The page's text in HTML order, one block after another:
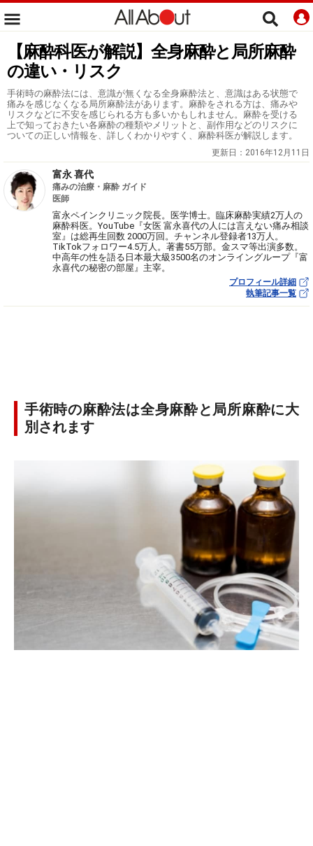
【麻酔科医が解説】全身麻酔と局所麻酔
の違い・リスク
手術時の麻酔法には、意識が無くなる全身麻酔法と、意識はある状態で
痛みを感じなくなる局所麻酔法があります。麻酔をされる方は、痛みや
リスクなどに不安を感じられる方も多いかもしれません。麻酔を受ける
上で知っておきたい各麻酔の種類やメリットと、副作用などのリスクに
ついての正しい情報を、詳しくわかりやすく、麻酔科医が解説します。
更新日： 2016年12月11日
富永 喜代
痛みの治療・麻酔 ガイド
医師
富永ペインクリニック院長。医学博士。臨床麻酔実績2万人の
麻酔科医。YouTube『女医 富永喜代の人には言えない痛み相談
室』は総再生回数 2000万回。チャンネル登録者13万人。
TikTokフォロワー4.5万人。著書55万部。金スマ等出演多数。
中高年の性を語る日本最大級3500名のオンライングループ『富
永喜代の秘密の部屋』主宰。
プロフィール詳細
執筆記事一覧
手術時の麻酔法は全身麻酔と局所麻酔に大
別されます